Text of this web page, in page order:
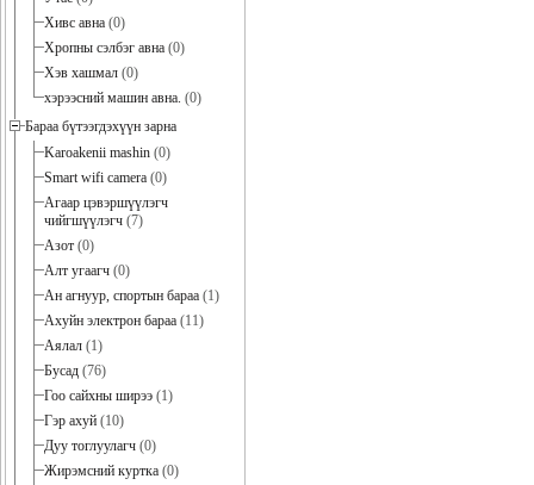
Хивс авна (0)
Хропны сэлбэг авна (0)
Хэв хашмал (0)
хэрээсний машин авна. (0)
Бараа бүтээгдэхүүн зарна
Karoakenii mashin (0)
Smart wifi camera (0)
Агаар цэвэршүүлэгч
чийгшүүлэгч (7)
Азот (0)
Алт угаагч (0)
Ан агнуур, спортын бараа (1)
Ахуйн электрон бараа (11)
Аялал (1)
Бусад (76)
Гоо сайхны ширээ (1)
Гэр ахуй (10)
Дуу тоглуулагч (0)
Жирэмсний куртка (0)